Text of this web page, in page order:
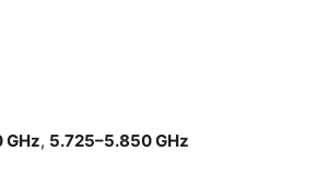
GHz, 5.725–5.850 GHz